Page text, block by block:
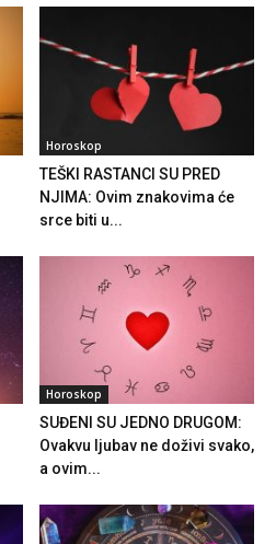
Horoskop
TEŠKI RASTANCI SU PRED
NJIMA: Ovim znakovima će
srce biti u...
Horoskop
SUĐENI SU JEDNO DRUGOM:
Ovakvu ljubav ne doživi svako,
a ovim...